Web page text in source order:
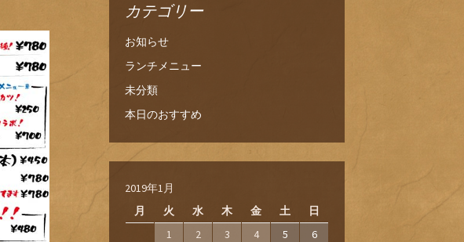
カテゴリー
お知らせ
ランチメニュー
未分類
本日のおすすめ
2019年1月
月
火 水 木 金 土 日
1 2 3 4 5
6